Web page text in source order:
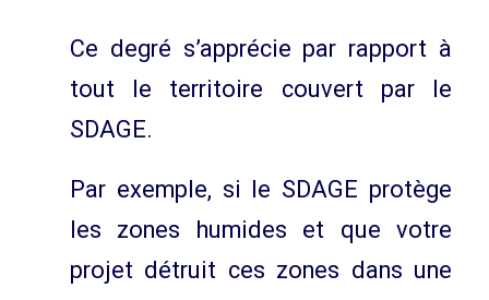
Ce degré s’apprécie par rapport à
tout le territoire couvert par le
SDAGE.
Par exemple, si le SDAGE protège
les zones humides et que votre
projet détruit ces zones dans une